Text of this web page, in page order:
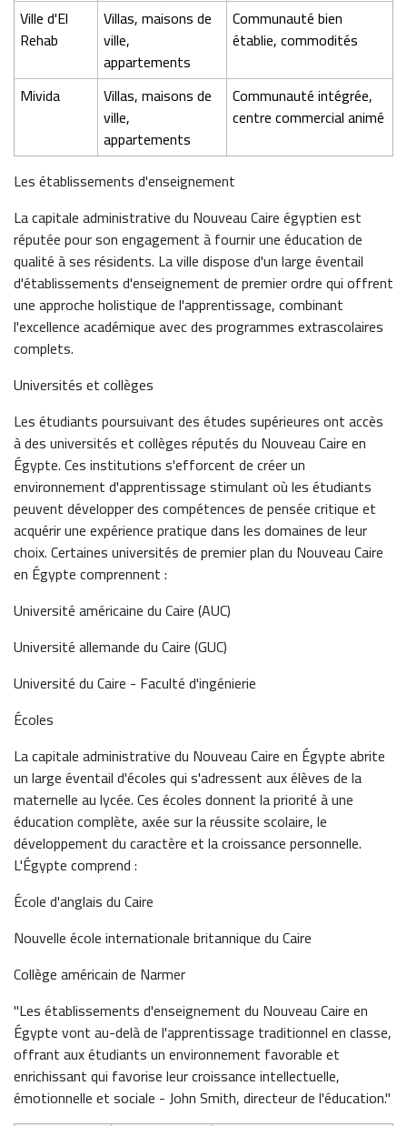
Ville d'El
Rehab
Villas, maisons de
ville,
appartements
Communauté bien
établie, commodités
Mivida
Villas, maisons de
ville,
appartements
Communauté intégrée,
centre commercial animé
Les établissements d'enseignement
La capitale administrative du Nouveau Caire égyptien est
réputée pour son engagement à fournir une éducation de
qualité à ses résidents. La ville dispose d'un large éventail
d'établissements d'enseignement de premier ordre qui offrent
une approche holistique de l'apprentissage, combinant
l'excellence académique avec des programmes extrascolaires
complets.
Universités et collèges
Les étudiants poursuivant des études supérieures ont accès
à des universités et collèges réputés du Nouveau Caire en
Égypte. Ces institutions s'efforcent de créer un
environnement d'apprentissage stimulant où les étudiants
peuvent développer des compétences de pensée critique et
acquérir une expérience pratique dans les domaines de leur
choix. Certaines universités de premier plan du Nouveau Caire
en Égypte comprennent :
Université américaine du Caire (AUC)
Université allemande du Caire (GUC)
Université du Caire - Faculté d'ingénierie
Écoles
La capitale administrative du Nouveau Caire en Égypte abrite
un large éventail d'écoles qui s'adressent aux élèves de la
maternelle au lycée. Ces écoles donnent la priorité à une
éducation complète, axée sur la réussite scolaire, le
développement du caractère et la croissance personnelle.
L'Égypte comprend :
École d'anglais du Caire
Nouvelle école internationale britannique du Caire
Collège américain de Narmer
"Les établissements d'enseignement du Nouveau Caire en
Égypte vont au-delà de l'apprentissage traditionnel en classe,
offrant aux étudiants un environnement favorable et
enrichissant qui favorise leur croissance intellectuelle,
émotionnelle et sociale - John Smith, directeur de l'éducation."